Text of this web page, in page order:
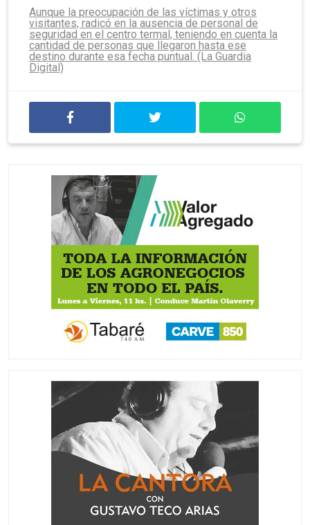
Aunque la preocupación de las víctimas y otros
visitantes, radicó en la ausencia de personal de
seguridad en el centro termal, teniendo en cuenta la
cantidad de personas que llegaron hasta ese
destino durante esa fecha puntual. (La Guardia
Digital)